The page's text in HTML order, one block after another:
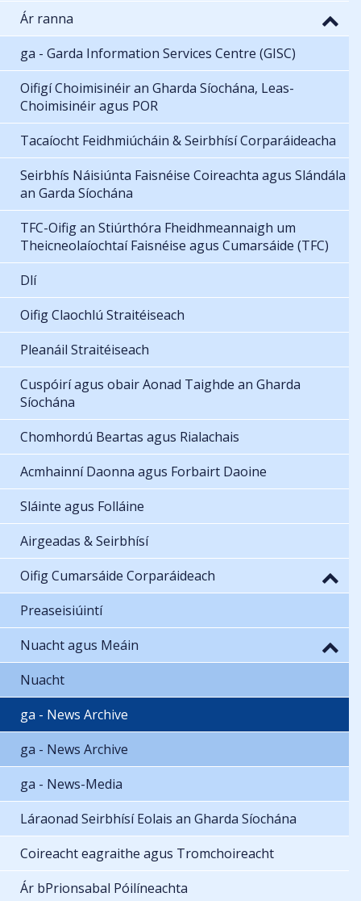
Ár ranna
ga - Garda Information Services Centre (GISC)
Oifigí Choimisinéir an Gharda Síochána, Leas-
Choimisinéir agus POR
Tacaíocht Feidhmiúcháin & Seirbhísí Corparáideacha
Seirbhís Náisiúnta Faisnéise Coireachta agus Slándála
an Garda Síochána
TFC-Oifig an Stiúrthóra Fheidhmeannaigh um
Theicneolaíochtaí Faisnéise agus Cumarsáide (TFC)
Dlí
Oifig Claochlú Straitéiseach
Pleanáil Straitéiseach
Cuspóirí agus obair Aonad Taighde an Gharda
Síochána
Chomhordú Beartas agus Rialachais
Acmhainní Daonna agus Forbairt Daoine
Sláinte agus Folláine
Airgeadas & Seirbhísí
Oifig Cumarsáide Corparáideach
Preaseisiúintí
Nuacht agus Meáin
Nuacht
ga - News Archive
ga - News Archive
ga - News-Media
Láraonad Seirbhísí Eolais an Gharda Síochána
Coireacht eagraithe agus Tromchoireacht
Ár bPrionsabal Póilíneachta